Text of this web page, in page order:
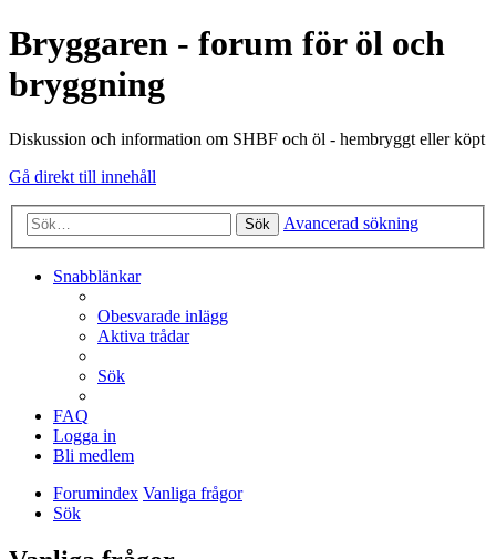
Bryggaren - forum för öl och
bryggning
Diskussion och information om SHBF och öl - hembryggt eller köpt
Gå direkt till innehåll
Sök Avancerad sökning
Snabblänkar
Obesvarade inlägg
Aktiva trådar
Sök
FAQ
Logga in
Bli medlem
Forumindex Vanliga frågor
Sök